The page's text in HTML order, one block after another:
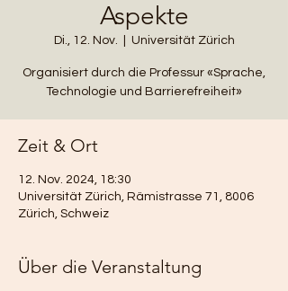
Aspekte
Di., 12. Nov. Universität Zürich
Organisiert durch die Professur «Sprache,
Technologie und Barrierefreiheit»
Zeit & Ort
12. Nov. 2024, 18:30
Universität Zürich, Rämistrasse 71, 8006
Zürich, Schweiz
Über die Veranstaltung